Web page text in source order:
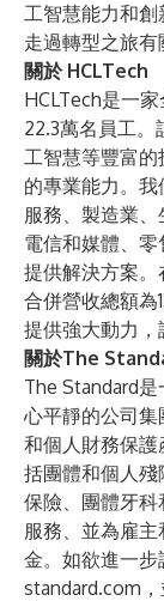
工智慧能力和
走過轉型之旅有
關於 HCLTech
HCLTech是一
22.3萬名員工。
工智慧等豐富
的專業能力。
服務、製造業、
電信和媒體、
提供解決方案。
合併營收總額為
提供強大動力，
關於The
The Standard
心平靜的公司集
和個人財務保
括團體和個人
保險、團體牙
服務、並為雇
金。如欲進一步
standard.com